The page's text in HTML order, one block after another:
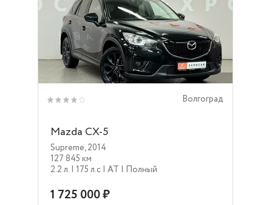
Волгоград
Mazda CX-5
Supreme,2014
127 845 км
2.2 л. | 175 л.c | AT | Полный
1 725 000 ₽